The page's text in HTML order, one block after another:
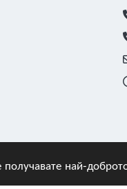
получавате най-